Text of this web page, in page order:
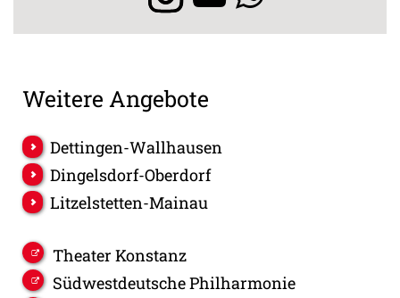
Weitere Angebote
Dettingen-Wallhausen
Dingelsdorf-Oberdorf
Litzelstetten-Mainau
Theater Konstanz
Südwestdeutsche Philharmonie